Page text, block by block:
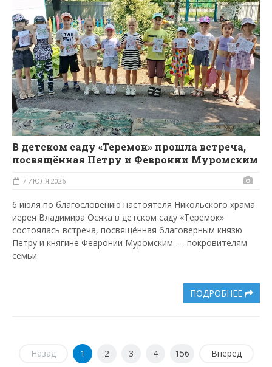
В детском саду «Теремок» прошла встреча,
посвящённая Петру и Февронии Муромским
7 ИЮЛЯ 2026
6 июля по благословению настоятеля Никольского храма
иерея Владимира Осяка в детском саду «Теремок»
состоялась встреча, посвящённая благоверным князю
Петру и княгине Февронии Муромским — покровителям
семьи.
ПОДРОБНЕЕ
Назад 1 2 3 4 156 Вперед